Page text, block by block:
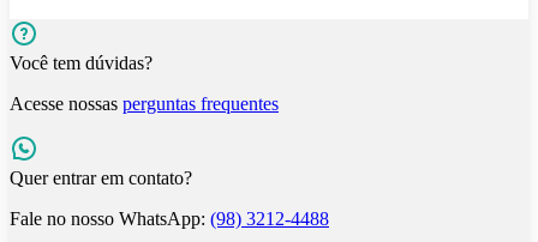
Você tem dúvidas?
Acesse nossas perguntas frequentes
Quer entrar em contato?
Fale no nosso WhatsApp: (98) 3212-4488